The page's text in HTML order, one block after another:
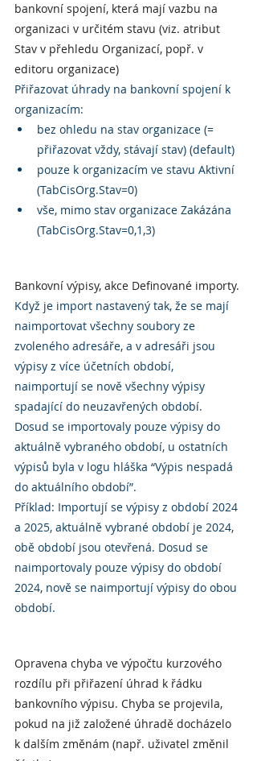
bankovní spojení, která mají vazbu na
organizaci v určitém stavu (viz. atribut
Stav v přehledu Organizací, popř. v
editoru organizace)
Přiřazovat úhrady na bankovní spojení k
organizacím:
bez ohledu na stav organizace (=
přiřazovat vždy, stávají stav) (default)
pouze k organizacím ve stavu Aktivní
(TabCisOrg.Stav=0)
vše, mimo stav organizace Zakázána
(TabCisOrg.Stav=0,1,3)
Bankovní výpisy, akce Definované importy.
Když je import nastavený tak, že se mají
naimportovat všechny soubory ze
zvoleného adresáře, a v adresáři jsou
výpisy z více účetních období,
naimportují se nově všechny výpisy
spadající do neuzavřených období.
Dosud se importovaly pouze výpisy do
aktuálně vybraného období, u ostatních
výpisů byla v logu hláška “Výpis nespadá
do aktuálního období”.
Příklad: Importují se výpisy z období 2024
a 2025, aktuálně vybrané období je 2024,
obě období jsou otevřená. Dosud se
naimportovaly pouze výpisy do období
2024, nově se naimportují výpisy do obou
období.
Opravena chyba ve výpočtu kurzového
rozdílu při přiřazení úhrad k řádku
bankovního výpisu. Chyba se projevila,
pokud na již založené úhradě docházelo
k dalším změnám (např. uživatel změnil